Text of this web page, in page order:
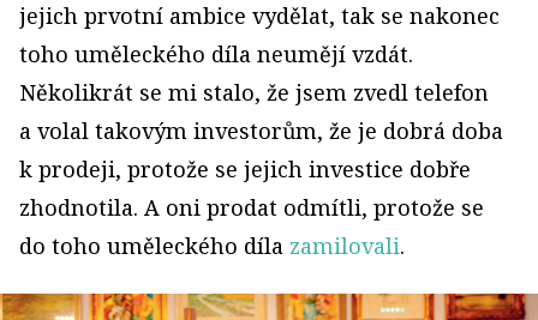
jejich prvotní ambice vydělat, tak se nakonec
toho uměleckého díla neumějí vzdát.
Několikrát se mi stalo, že jsem zvedl telefon
a volal takovým investorům, že je dobrá doba
k prodeji, protože se jejich investice dobře
zhodnotila. A oni prodat odmítli, protože se
do toho uměleckého díla zamilovali.